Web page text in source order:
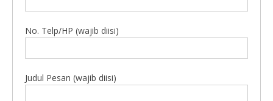
No. Telp/HP (wajib diisi)
Judul Pesan (wajib diisi)